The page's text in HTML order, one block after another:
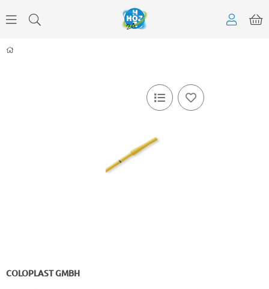
COLOPLAST GMBH